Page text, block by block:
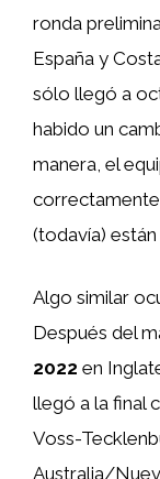
ronda
España y
sólo llegó a
habido un
manera, el
(todavía)
Algo similar
Después del
2022 en
llegó a la final
Voss-
Australia/